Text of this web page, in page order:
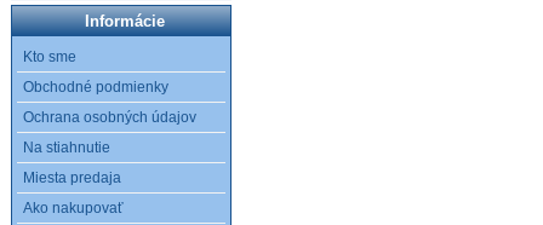
Informácie
Kto sme
Obchodné podmienky
Ochrana osobných údajov
Na stiahnutie
Miesta predaja
Ako nakupovať